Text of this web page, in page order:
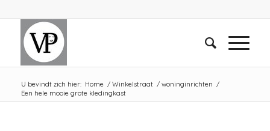
U bevindt zich hier: Home / Winkelstraat / woninginrichten /
Een hele mooie grote kledingkast